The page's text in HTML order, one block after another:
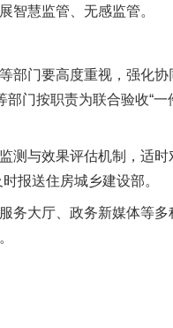
智慧监管、无感监管。
门要高度重视，强化协
门按职责为联合验收“
与效果评估机制，适时
报送住房城乡建设部。
大厅、政务新媒体等多